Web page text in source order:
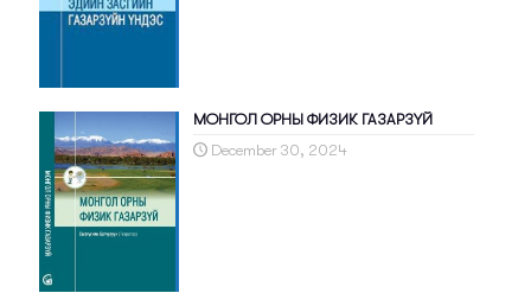
МОНГОЛ ОРНЫ ФИЗИК ГАЗАРЗҮЙ
December 30, 2024